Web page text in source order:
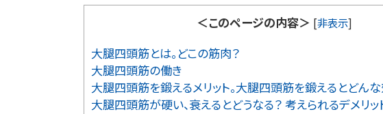
＜このページの内容＞ [非表示]
大腿四頭筋とは。どこの筋肉？
大腿四頭筋の働き
大腿四頭筋を鍛えるメリット。大腿四頭筋を鍛えるとどん
大腿四頭筋が硬い、衰えるとどうなる？ 考えられるデメリッ